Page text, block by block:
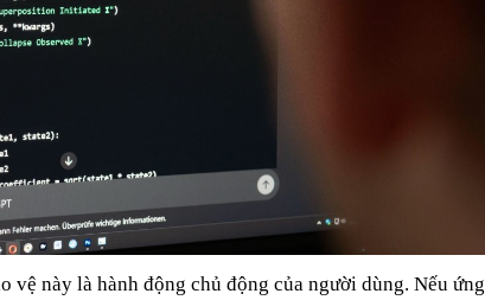
vệ này là hành động chủ động của người dùng. Nếu ứng